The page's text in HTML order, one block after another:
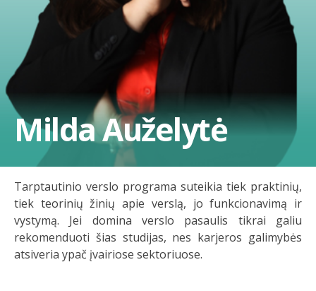
Milda Auželytė
Tarptautinio verslo programa suteikia tiek praktinių,
tiek teorinių žinių apie verslą, jo funkcionavimą ir
vystymą. Jei domina verslo pasaulis tikrai galiu
rekomenduoti šias studijas, nes karjeros galimybės
atsiveria ypač įvairiose sektoriuose.